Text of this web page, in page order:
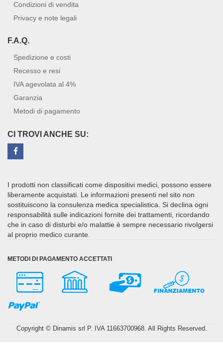
Condizioni di vendita
Privacy e note legali
F.A.Q.
Spedizione e costi
Recesso e resi
IVA agevolata al 4%
Garanzia
Metodi di pagamento
CI TROVI ANCHE SU:
I prodotti non classificati come dispositivi medici, possono essere
liberamente acquistati. Le informazioni presenti nel sito non
sostituiscono la consulenza medica specialistica. Si declina ogni
responsabilità sulle indicazioni fornite dei trattamenti, ricordando
che in caso di disturbi e/o malattie è sempre necessario rivolgersi
al proprio medico curante.
METODI DI PAGAMENTO ACCETTATI
Copyright © Dinamis srl P. IVA 11663700968. All Rights Reserved.